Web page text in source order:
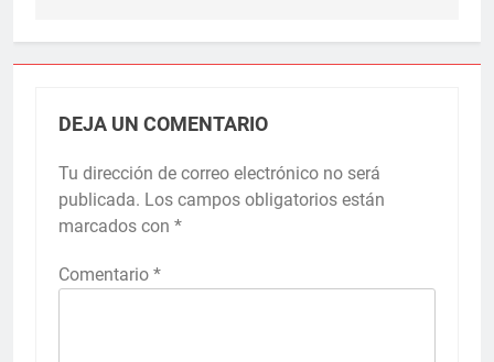
DEJA UN COMENTARIO
Tu dirección de correo electrónico no será
publicada. Los campos obligatorios están
marcados con *
Comentario *